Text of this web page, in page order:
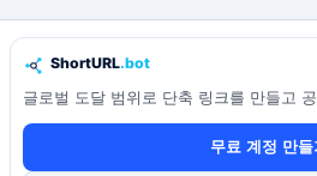
글로벌 도달 범위로 단축 링크를 만들고
무료 계정 만들